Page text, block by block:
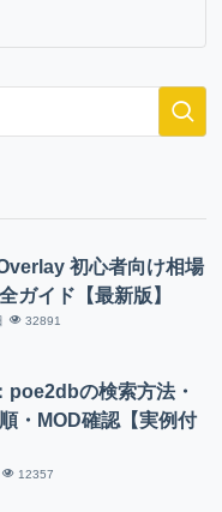
初心者向け相場
ガイド【最新版】
32891
poe2dbの検索方法・
・MOD確認【実例付
12357